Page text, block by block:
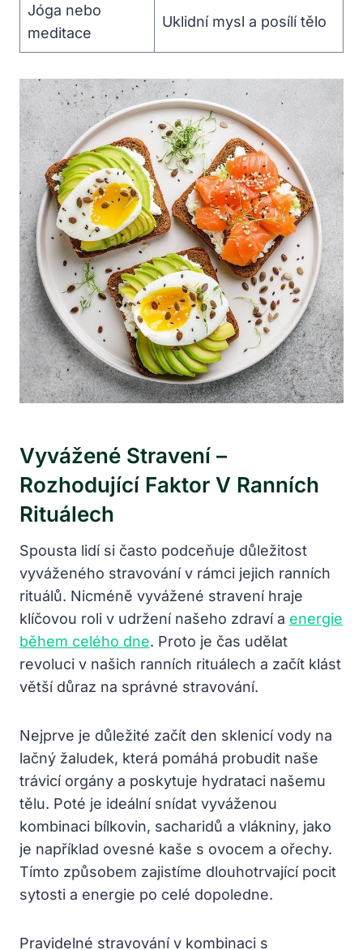
Jóga nebo
meditace
Uklidní mysl a posílí tělo
Vyvážené Stravení –
Rozhodující Faktor V Ranních
Rituálech
Spousta lidí si často podceňuje důležitost
vyváženého stravování v rámci jejich ranních
rituálů. Nicméně vyvážené stravení hraje
klíčovou roli v udržení našeho zdraví a energie
během celého dne. Proto je čas udělat
revoluci v našich ranních rituálech a začít klást
větší důraz na správné stravování.
Nejprve je důležité začít den sklenicí vody na
lačný žaludek, která pomáhá probudit naše
trávicí orgány a poskytuje hydrataci našemu
tělu. Poté je ideální snídat vyváženou
kombinaci bílkovin, sacharidů a vlákniny, jako
je například ovesné kaše s ovocem a ořechy.
Tímto způsobem zajistíme dlouhotrvající pocit
sytosti a energie po celé dopoledne.
Pravidelné stravování v kombinaci s